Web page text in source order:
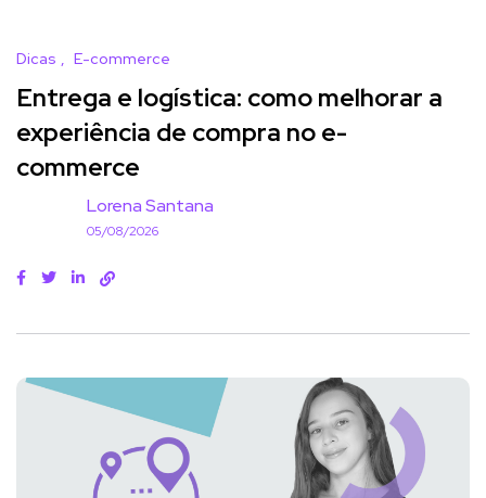
Dicas E-commerce
Entrega e logística: como melhorar a
experiência de compra no e-
commerce
Lorena Santana
05/08/2026